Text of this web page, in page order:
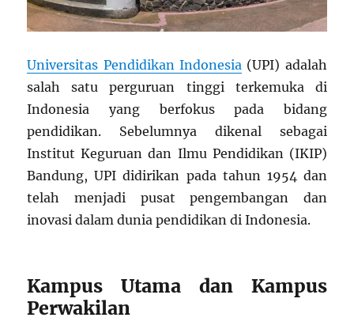
Universitas Pendidikan Indonesia (UPI) adalah
salah satu perguruan tinggi terkemuka di
Indonesia yang berfokus pada bidang
pendidikan. Sebelumnya dikenal sebagai
Institut Keguruan dan Ilmu Pendidikan (IKIP)
Bandung, UPI didirikan pada tahun 1954 dan
telah menjadi pusat pengembangan dan
inovasi dalam dunia pendidikan di Indonesia.
Kampus Utama dan Kampus
Perwakilan